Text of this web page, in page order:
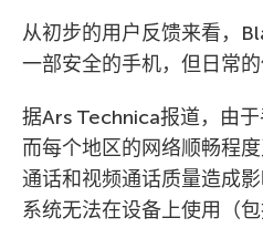
从初步的用户反馈来看，
一部安全的手机，但日常
据Ars Technica报道，由于
而每个地区的网络顺畅程
通话和视频通话质量造成
系统无法在设备上使用（